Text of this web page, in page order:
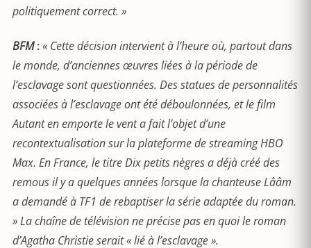
politiquement correct. »
BFM:« Cette décision intervient à l’heure où, partout dans
le monde, d’anciennes œuvres liées à la période de
l’esclavage sont questionnées. Des statues de personnalités
associées à l’esclavage ont été déboulonnées, et le film
Autant en emporte le vent a fait l’objet d’une
recontextualisation sur la plateforme de streaming HBO
Max. En France, le titre Dix petits nègres a déjà créé des
remous il y a quelques années lorsque la chanteuse Lââm
a demandé à TF1 de rebaptiser la série adaptée du roman.
» La chaîne de télévision ne précise pas en quoi le roman
d’Agatha Christie serait « lié à l’esclavage ».